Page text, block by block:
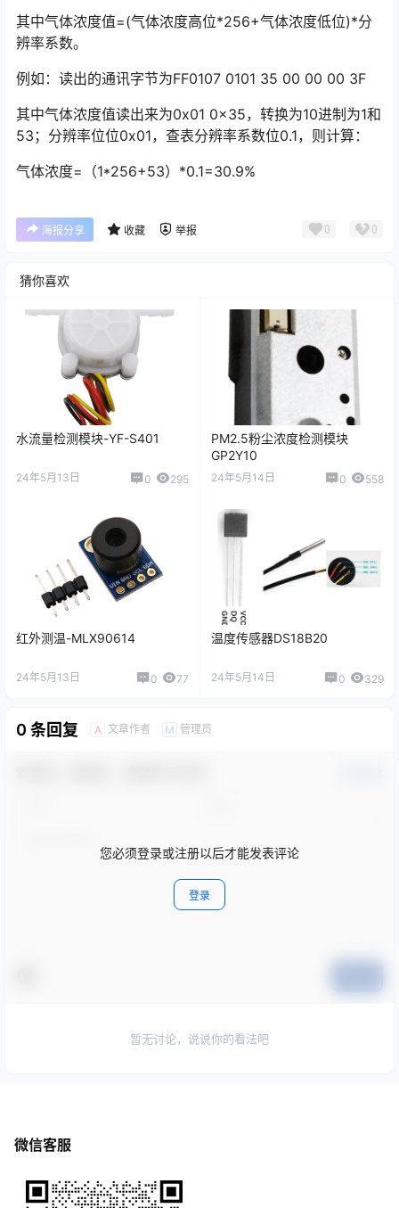
其中气体浓度值=(气体浓度高位*256+气体浓度低位)*分
辨率系数。
例如：读出的通讯字节为FF0107 0101 35 00 00 00 3F
其中气体浓度值读出来为0x01 0x35，转换为10进制为1和
53；分辨率位位0x01，查表分辨率系数位0.1，则计算：
气体浓度=（1*256+53）*0.1=30.9%
海报分享 收藏 举报 0 0
猜你喜欢
水流量检测模块-YF-S401
24年5月13日 0 295
PM2.5粉尘浓度检测模块
GP2Y10
24年5月14日 0 558
红外测温-MLX90614
24年5月13日 0 77
温度传感器DS18B20
24年5月14日 0 329
0 条回复 A 文章作者 M 管理员
您必须登录或注册以后才能发表评论
登录
暂无讨论，说说你的看法吧
微信客服